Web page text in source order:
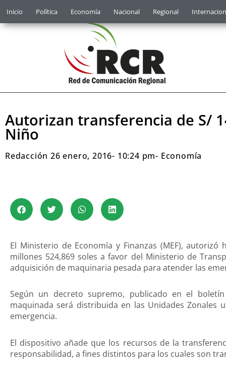
Inicio Política Economía Nacional Regional
Autorizan transferencia de S/
Niño
Redacción 26 enero, 2016- 10:24 pm- Economía
El Ministerio de Economía y Finanzas (MEF),
millones 524,869 soles a favor del Ministerio de
adquisición de maquinaria pesada para atender las
Según un decreto supremo, publicado en el
maquinada será distribuida en las Unidades Zonales
emergencia.
El dispositivo añade que los recursos de la
responsabilidad, a fines distintos para los cuales son